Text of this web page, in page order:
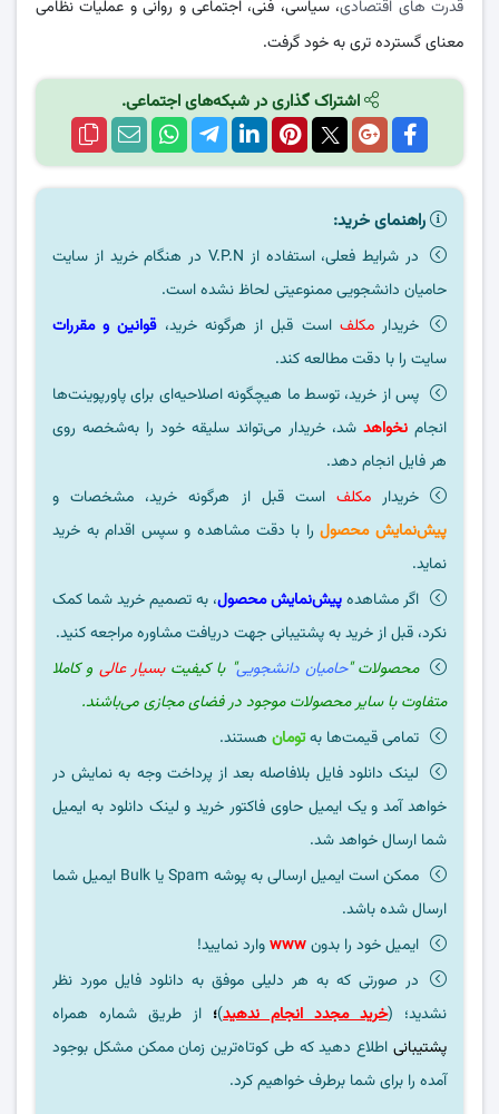
قدرت های اقتصادی، سیاسی، فنی، اجتماعی و روانی و عملیات نظامی
معنای گسترده تری به خود گرفت.
اشتراک گذاری در شبکه‌های اجتماعی.
راهنمای خرید:
در شرایط فعلی، استفاده از V.P.N در هنگام خرید از سایت
حامیان دانشجویی ممنوعیتی لحاظ نشده است.
خریدارمکلف است قبل از هرگونه خرید،قوانین و مقررات
سایت را با دقت مطالعه کند.
پس از خرید، توسط ما هیچگونه اصلاحیه‌ای برای پاورپوینت‌ها
انجام نخواهد شد، خریدار می‌تواند سلیقه خود را به‌شخصه روی
هر فایل انجام دهد.
خریدارمکلف است قبل از هرگونه خرید، مشخصات و
پیش‌نمایش محصولرا با دقت مشاهده و سپس اقدام به خرید
نماید.
اگر مشاهدهپیش‌نمایش محصول، به تصمیم خرید شما کمک
نکرد، قبل از خرید به پشتیبانی جهت دریافت مشاوره مراجعه کنید.
محصولات "حامیان دانشجویی" با کیفیت بسیار عالی و کاملا
متفاوت با سایر محصولات موجود در فضای مجازی می‌باشند.
تمامی قیمت‌ها بهتومان هستند.
لینک دانلود فایل بلافاصله بعد از پرداخت وجه به نمایش در
خواهد آمد و یک ایمیل حاوی فاکتور خرید و لینک دانلود به ایمیل
شما ارسال خواهد شد.
ممکن است ایمیل ارسالی به پوشه Spam یا Bulk ایمیل شما
ارسال شده باشد.
ایمیل خود را بدونwwwوارد نمایید!
در صورتی که به هر دلیلی موفق به دانلود فایل مورد نظر
نشدید؛ (خرید مجدد انجام ندهید)؛ از طریق شماره همراه
پشتیبانی اطلاع دهید که طی کوتاه‌ترین زمان ممکن مشکل بوجود
آمده را برای شما برطرف خواهیم کرد.